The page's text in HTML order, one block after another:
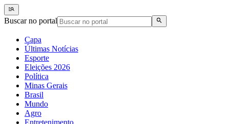
Buscar no portal
Capa
Últimas Notícias
Esporte
Eleições 2026
Política
Minas Gerais
Brasil
Mundo
Agro
Entretenimento